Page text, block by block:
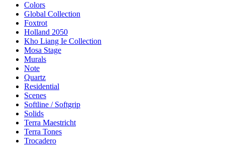
Colors
Global Collection
Foxtrot
Holland 2050
Kho Liang Ie Collection
Mosa Stage
Murals
Note
Quartz
Residential
Scenes
Softline / Softgrip
Solids
Terra Maestricht
Terra Tones
Trocadero